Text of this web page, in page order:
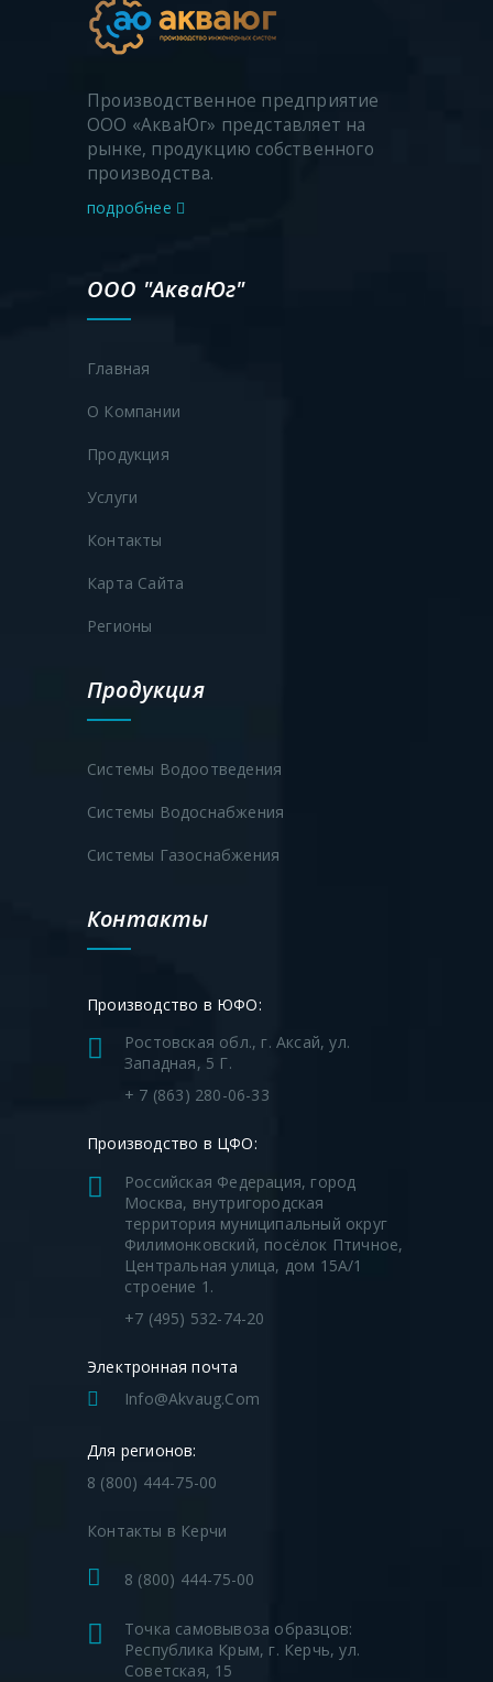
Производственное предприятие
ООО «АкваЮг» представляет на
рынке, продукцию собственного
производства.
подробнее
ООО "АкваЮг"
Главная
О Компании
Продукция
Услуги
Контакты
Карта Сайта
Регионы
Продукция
Системы Водоотведения
Системы Водоснабжения
Системы Газоснабжения
Контакты
Производство в ЮФО:
Ростовская обл., г. Аксай, ул.
Западная, 5 Г.
+ 7 (863) 280-06-33
Производство в ЦФО:
Российская Федерация, город
Москва, внутригородская
территория муниципальный округ
Филимонковский, посёлок Птичное,
Центральная улица, дом 15А/1
строение 1.
+7 (495) 532-74-20
Электронная почта
Info@akvaug.com
Для регионов:
8 (800) 444-75-00
Контакты в Керчи
8 (800) 444-75-00
Точка самовывоза образцов:
Республика Крым, г. Керчь, ул.
Советская, 15